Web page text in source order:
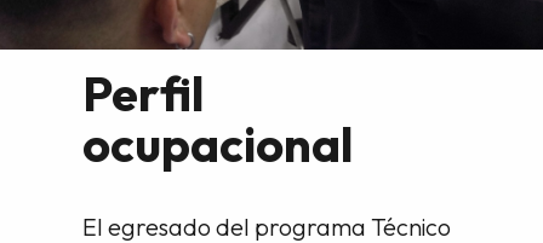
Perfil
ocupacional
El egresado del programa Técnico